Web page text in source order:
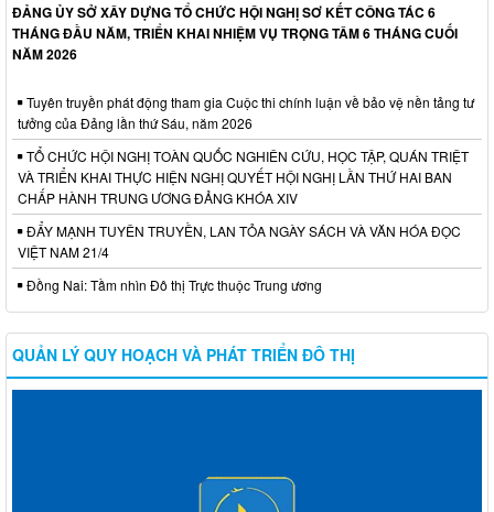
ĐẢNG ỦY SỞ XÂY DỰNG TỔ CHỨC HỘI NGHỊ SƠ KẾT CÔNG TÁC 6
THÁNG ĐẦU NĂM, TRIỂN KHAI NHIỆM VỤ TRỌNG TÂM 6 THÁNG CUỐI
NĂM 2026
Tuyên truyền phát động tham gia Cuộc thi chính luận về bảo vệ nền tảng tư
tưởng của Đảng lần thứ Sáu, năm 2026
TỔ CHỨC HỘI NGHỊ TOÀN QUỐC NGHIÊN CỨU, HỌC TẬP, QUÁN TRIỆT
VÀ TRIỂN KHAI THỰC HIỆN NGHỊ QUYẾT HỘI NGHỊ LẦN THỨ HAI BAN
CHẤP HÀNH TRUNG ƯƠNG ĐẢNG KHÓA XIV
ĐẨY MẠNH TUYÊN TRUYỀN, LAN TỎA NGÀY SÁCH VÀ VĂN HÓA ĐỌC
VIỆT NAM 21/4
Đồng Nai: Tầm nhìn Đô thị Trực thuộc Trung ương
QUẢN LÝ QUY HOẠCH VÀ PHÁT TRIỂN ĐÔ THỊ